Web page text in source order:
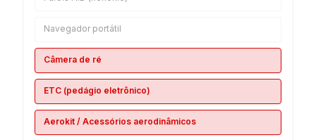
Navegador portátil
Câmera de ré
ETC (pedágio eletrônico)
Aerokit / Acessórios aerodinâmicos